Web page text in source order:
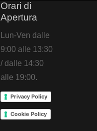
Orari di
Apertura
Lun-Ven dalle
9:00 alle 13:30
/ dalle 14:30
alle 19:00.
Privacy Policy
Cookie Policy